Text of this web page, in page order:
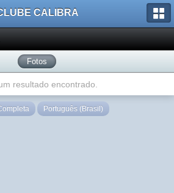
CALIBRA
Fotos
resultado encontrado.
Português (Brasil)